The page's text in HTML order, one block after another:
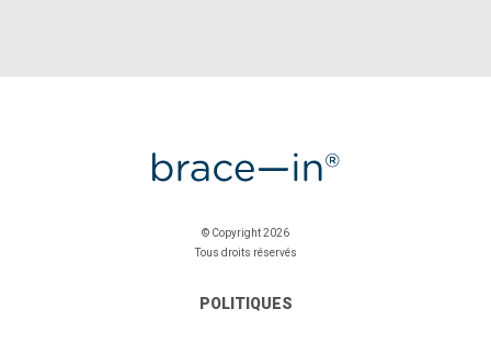
© Copyright 2026
Tous droits réservés
POLITIQUES